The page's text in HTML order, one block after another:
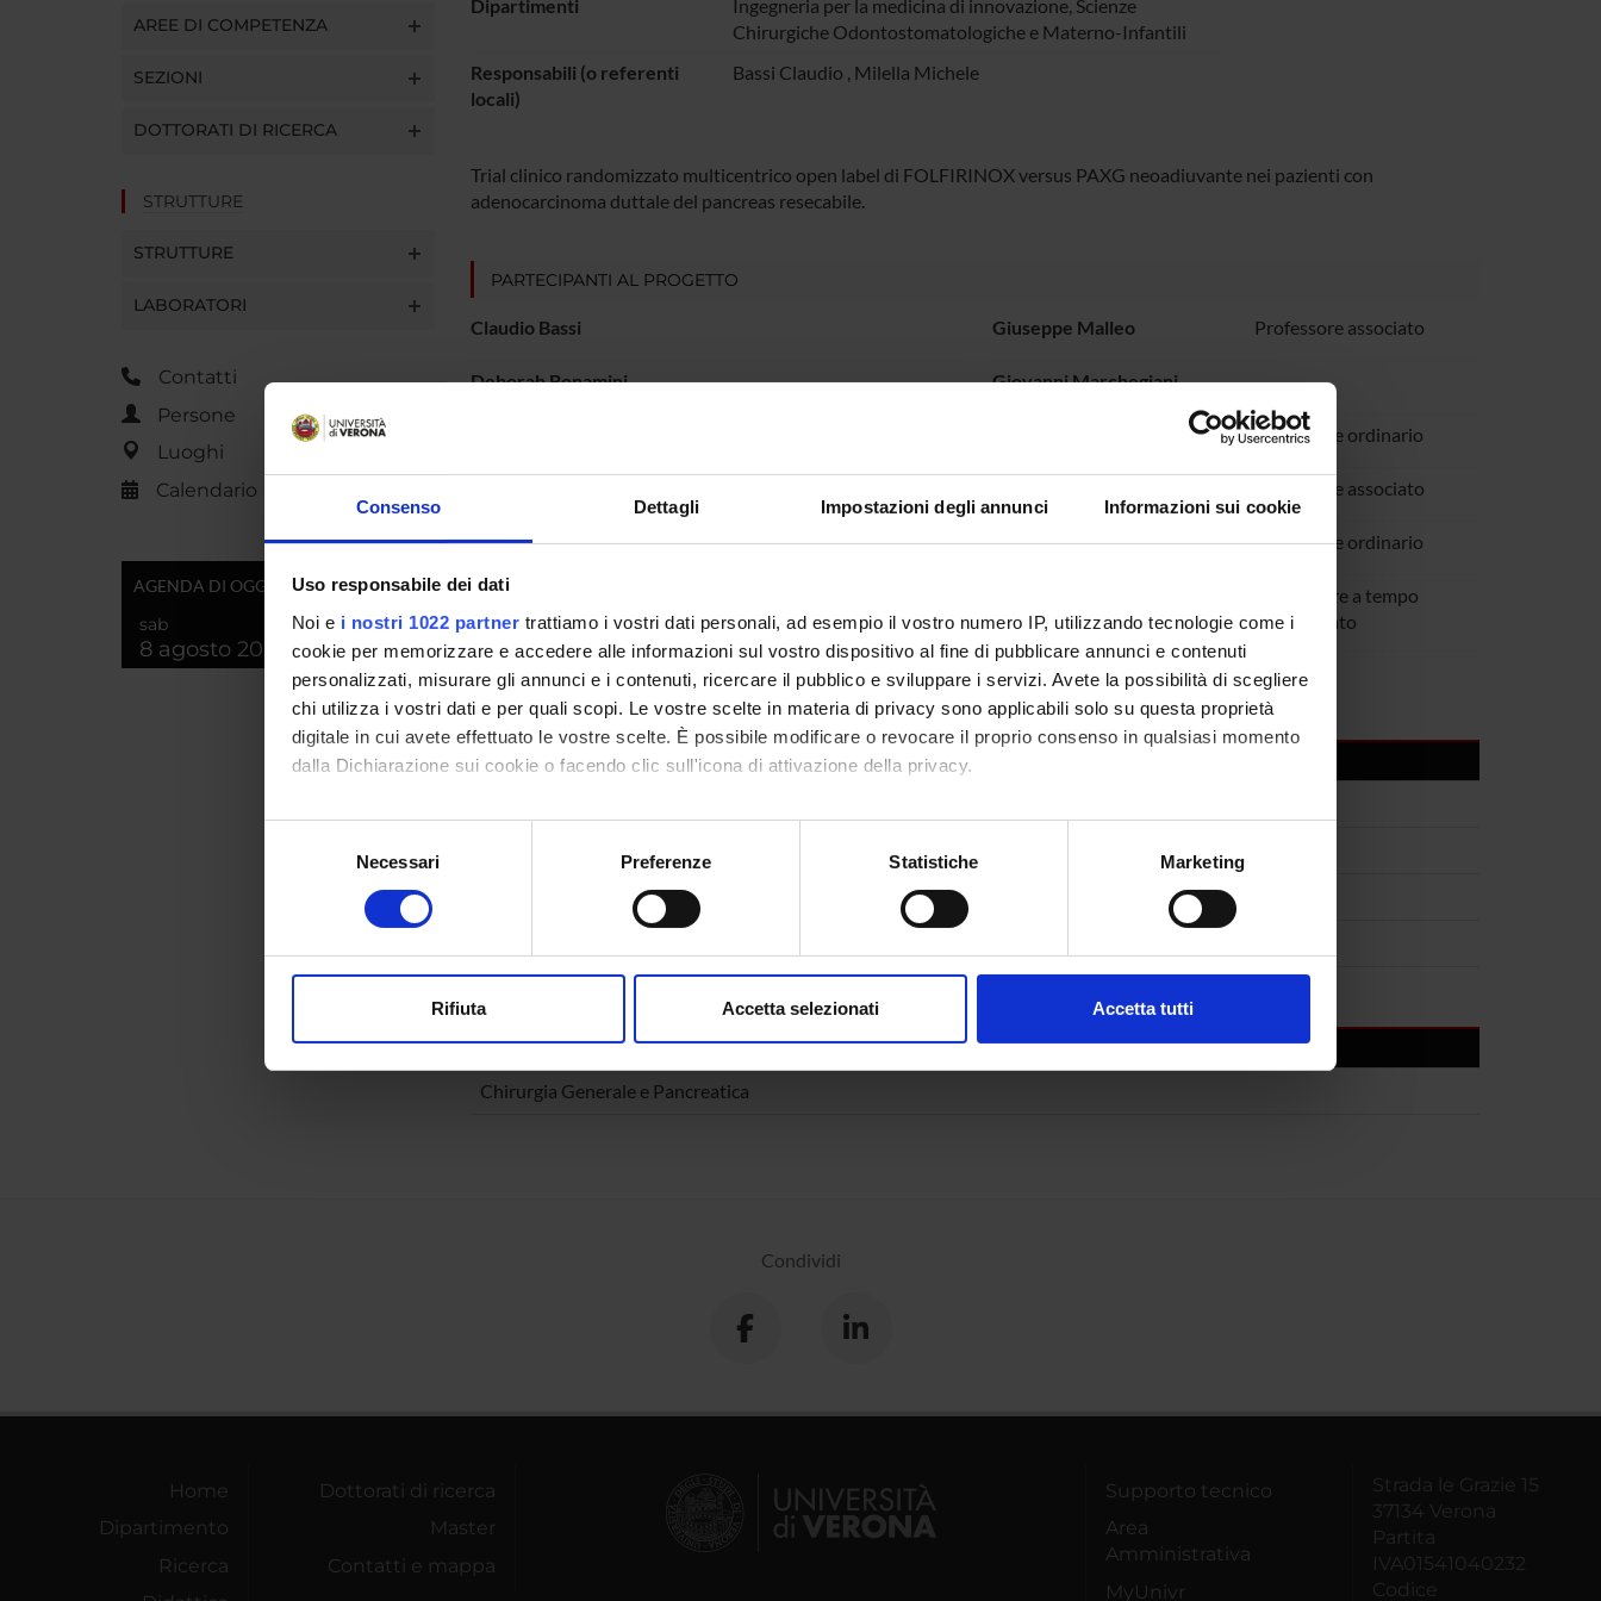
Consenso Dettagli Impostazioni degli annunci Informazioni sui cookie
Uso responsabile dei dati
Noi e i nostri 1022 partner trattiamo i vostri dati personali, ad esempio il vostro numero IP, utilizzando tecnologie come i
cookie per memorizzare e accedere alle informazioni sul vostro dispositivo al fine di pubblicare annunci e contenuti
personalizzati, misurare gli annunci e i contenuti, ricercare il pubblico e sviluppare i servizi. Avete la possibilità di scegliere
chi utilizza i vostri dati e per quali scopi. Le vostre scelte in materia di privacy sono applicabili solo su questa proprietà
digitale in cui avete effettuato le vostre scelte. È possibile modificare o revocare il proprio consenso in qualsiasi momento
dalla Dichiarazione sui cookie o facendo clic sull'icona di attivazione della privacy.
Con il tuo consenso, vorremmo anche:
raccogliere informazioni sulla tua posizione geografica, con un'approssimazione di qualche metro,
digitali).
modificare o ritirare il tuo consenso in qualsiasi momento dalla Dichiarazione sui cookie.
di analisi dei dati web, pubblicità e social media, i quali potrebbero combinarle con altre informazioni che hai fornito loro o
Necessari Preferenze Statistiche Marketing
Rifiuta Accetta selezionati Accetta tutti
AREE DI COMPETENZA
SEZIONI
DOTTORATI DI RICERCA
STRUTTURE
STRUTTURE
LABORATORI
Contatti
Persone
Luoghi
Calendario
AGENDA DI OGGI
sab
8 agosto 2026
Dipartimenti
Ingegneria per la medicina di innovazione, Scienze
Chirurgiche Odontostomatologiche e Materno-Infantili
Responsabili (o referenti
locali)
Bassi Claudio , Milella Michele
Trial clinico randomizzato multicentrico open label di FOLFIRINOX versus PAXG neoadiuvante nei pazienti con
adenocarcinoma duttale del pancreas resecabile.
PARTECIPANTI AL PROGETTO
Claudio Bassi
Deborah Bonamini
Alessandro Esposito
Martina Fontana
Luca Landoni
Giuseppe Malleo Professore associato
Giovanni Marchegiani
Professore ordinario
Professore associato
Roberto Salvia Professore ordinario
Ricercatore a tempo
determinato
Massimiliano Tuveri
AREE DI RICERCA COINVOLTE DAL PROGETTO
Cancer Therapy (excl. Chemotherapy and Radiation Therapy)
SEZIONI
Chirurgia Generale e Pancreatica
Condividi
Home
Dipartimento
Ricerca
Dottorati di ricerca
Master
Contatti e mappa
Supporto tecnico
Area
Amministrativa
MyUnivr
Strada le Grazie 15
37134 Verona
Partita
IVA01541040232
Codice